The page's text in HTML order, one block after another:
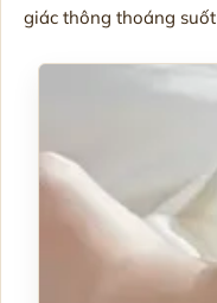
giác thông thoáng